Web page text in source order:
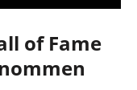
of Fame